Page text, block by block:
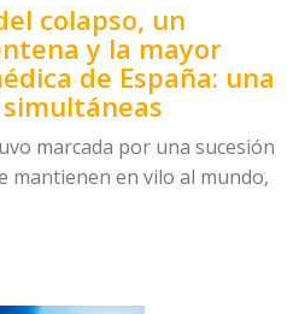
colapso, un
y la mayor
de España: una
marcada por una sucesión
mantienen en vilo al mundo,